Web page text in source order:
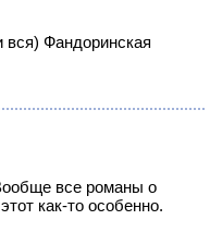
вся) Фандоринская
все романы о
как-то особенно.